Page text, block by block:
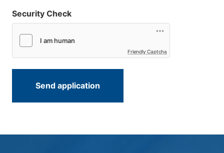
Security Check
Friendly Captcha